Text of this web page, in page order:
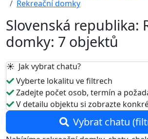
Rekreační domky
Slovenská republika:
domky: 7 objektů
☀️ Jak vybrat chatu?
Vyberte lokalitu ve filtrech
Zadejte počet osob, termín a
V detailu objektu si zobrazte
Vybrat chatu